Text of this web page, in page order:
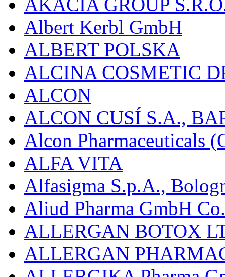
Albert Kerbl GmbH
ALBERT POLSKA
ALCINA COSMETIC
ALCON
ALCON CUSÍ S.A.,
Alcon Pharmaceuticals
ALFA VITA
Alfasigma S.p.A.,
Aliud Pharma GmbH
ALLERGAN BOTOX
ALLERGAN